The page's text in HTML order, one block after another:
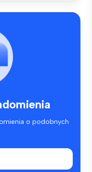
o podobnych